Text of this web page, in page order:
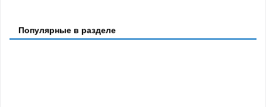
Популярные в разделе